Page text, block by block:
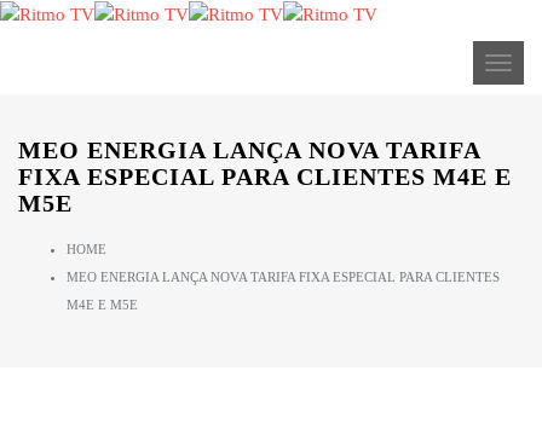
ALERTA: Streaming Ritmo TV (anteriormente TV Express) no
MEO ENERGIA LANÇA NOVA TARIFA
FIXA ESPECIAL PARA CLIENTES M4E E
M5E
HOME
MEO ENERGIA LANÇA NOVA TARIFA FIXA ESPECIAL PARA CLIENTES
M4E E M5E